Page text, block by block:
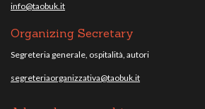
info@taobuk.it
Organizing Secretary
Segreteria generale, ospitalità, autori
segreteriaorganizzativa@taobuk.it